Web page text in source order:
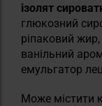
ізолят
глюкозний
ріпаковий
ванільний
емульгатор
Може містити